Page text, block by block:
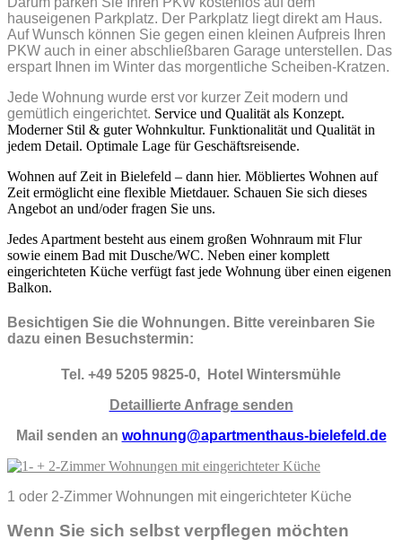
hauseigenen Parkplatz. Der Parkplatz liegt direkt am Haus.
Auf Wunsch können Sie gegen einen kleinen Aufpreis Ihren
PKW auch in einer abschließbaren Garage unterstellen. Das
erspart Ihnen im Winter das morgentliche Scheiben-Kratzen.
Jede Wohnung wurde erst vor kurzer Zeit modern und
gemütlich eingerichtet. Service und Qualität als Konzept.
Moderner Stil & guter Wohnkultur. Funktionalität und Qualität in
jedem Detail. Optimale Lage für Geschäftsreisende.
Wohnen auf Zeit in Bielefeld – dann hier. Möbliertes Wohnen auf
Zeit ermöglicht eine flexible Mietdauer. Schauen Sie sich dieses
Angebot an und/oder fragen Sie uns.
Jedes Apartment besteht aus einem großen Wohnraum mit Flur
sowie einem Bad mit Dusche/WC. Neben einer komplett
eingerichteten Küche verfügt fast jede Wohnung über einen eigenen
Balkon.
Besichtigen Sie die Wohnungen. Bitte vereinbaren Sie
dazu einen Besuchstermin:
Tel. +49 5205 9825-0, Hotel Wintersmühle
Detaillierte Anfrage senden
Mail senden an wohnung@apartmenthaus-bielefeld.de
1 oder 2-Zimmer Wohnungen mit eingerichteter Küche
Wenn Sie sich selbst verpflegen möchten